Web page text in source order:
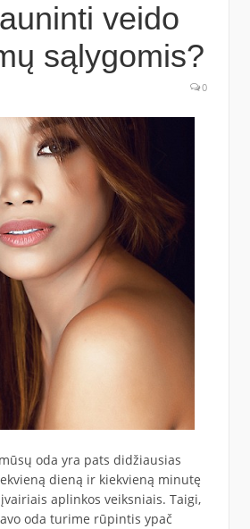
veido
sąlygomis?
0
oda yra pats didžiausias
dieną ir kiekvieną minutę
aplinkos veiksniais. Taigi,
oda turime rūpintis ypač